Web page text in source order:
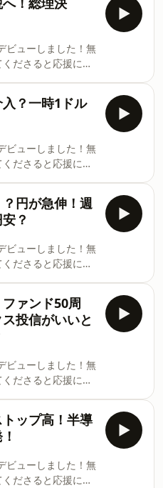
た。タイトル：大
【読み上げ推
ac574dff0f
ーーーーー【今日
下？日経平均、韓国
？・高校野球が7
ム球場？・日本に
病記を書いてみま
腸切除闘病日記↓
【読み上げ推
course/nisa1-
らが受講生用アカウ
用1～2分・無料で
ホアプリもありま
ac574dff0f
ーーーーー【今日
ラッコ、日本で売れ
、中小型株の運用
相場、急変！NISA
にする？闘病記を
トル：大腸切除闘
40PF0SQ【読
ビューしました！無
ださると応援にな
↓
course/nisa1-
らが受講生用アカウ
用1～2分・無料で
ホアプリもありま
ac574dff0f
ーーーーー【今日
消費税減税へ！総理
ク指数が40周年・
人にひとり？闘病
タイトル：大腸切
【読み上げ推
リには読み上げ機
？一時1ドル
ビューしました！無
ださると応援にな
↓
course/nisa1-
らが受講生用アカウ
用1～2分・無料で
ホアプリもありま
ac574dff0f
ーーーーー【今日
累進消費税検
、NISA枠？・再び
ドル155円前半！闘
。タイトル：大腸
【読み上げ推
リには読み上げ
円が急伸！週
？
ビューしました！無
ださると応援にな
course/nisa1-
が受講生用アカウ
所用1～2分・無料で
ホアプリもありま
ac574dff0f
ーーーーー【今日
都市集中度合い・
き上げ・日米協調介
けは円高？円安？
ァンド50周
投信がいいと
ビューしました！無
ださると応援にな
course/nisa1-
らが受講生用アカウ
用1～2分・無料で
ップ高！半導
ビューしました！無
ださると応援にな